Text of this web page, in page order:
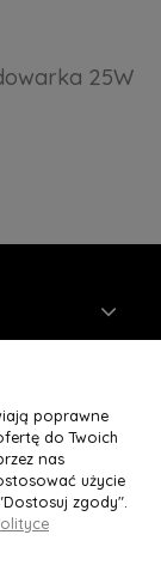
25W
poprawne
do Twoich
nas
użycie
zgody".